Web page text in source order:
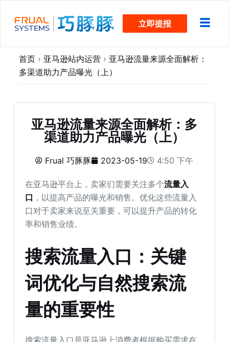
过
立即提报
首页 › 亚马逊站内运营 › 亚马逊流量来源全面解析：
多渠道助力产品曝光（上）
亚马逊流量来源全面解析：多
渠道助力产品曝光（上）
Frual 巧豚豚 2023-05-19 4:50 下午
在亚马逊平台上，卖家们需要关注多个流量入
口 ，以提高产品的曝光和销售。优化这些流量入
口对于卖家来说至关重要，可以提升产品的转化
率和销售业绩。
搜索流量入口：关键
词优化与自然搜索流
量的重要性
搜索流量入口是亚马逊上消费者根据购买需求在